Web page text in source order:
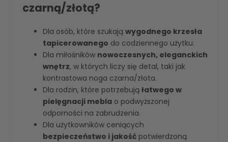
czarną/złotą?
Dla osób, które szukają wygodnego krzesła
tapicerowanego do codziennego użytku.
Dla miłośników nowoczesnych, eleganckich
wnętrz, w których liczy się detal, taki jak
kontrastowa noga czarna/złota.
Dla rodzin, które potrzebują łatwego w
pielęgnacji mebla o podwyższonej
odporności na zabrudzenia.
Dla użytkowników ceniących
bezpieczeństwo i jakość potwierdzoną